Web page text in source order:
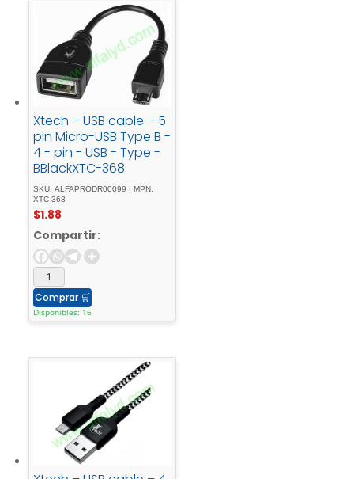
Xtech – USB cable – 5
pin Micro-USB Type B -
4 - pin - USB - Type -
BBlackXTC-368
SKU: ALFAPRODR00099 | MPN:
XTC-368
$1.88
Compartir:
Comprar 🛒
Disponibles: 16